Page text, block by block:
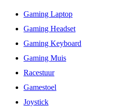
Gaming Laptop
Gaming Headset
Gaming Keyboard
Gaming Muis
Racestuur
Gamestoel
Joystick